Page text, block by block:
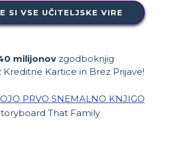
SI VSE UČITELJSKE VIRE
milijonov zgodboknjig
Kreditne Kartice in Brez Prijave!
PRVO SNEMALNO KNJIGO